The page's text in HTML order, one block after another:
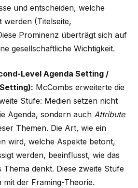
und entscheiden, welche
werden (Titelseite,
Prominenz überträgt sich auf
gesellschaftliche Wichtigkeit.
Level Agenda Setting /
McCombs erweiterte die
Stufe: Medien setzen nicht
Agenda, sondern auchAttribute
Themen. Die Art, wie ein
wird, welche Aspekte betont,
werden, beeinflusst, wie das
denkt. Diese zweite Stufe
mit der Framing-Theorie.